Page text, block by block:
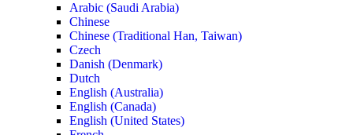
Arabic (Saudi Arabia)
Chinese
Chinese (Traditional Han, Taiwan)
Czech
Danish (Denmark)
Dutch
English (Australia)
English (Canada)
English (United States)